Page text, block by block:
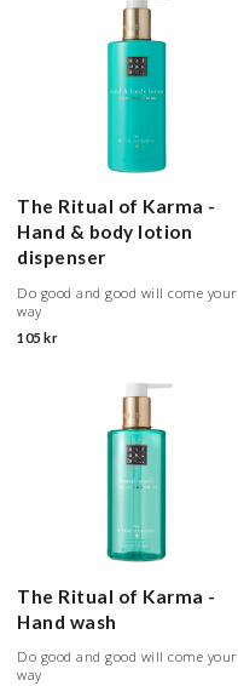
The Ritual of Karma -
Hand & body lotion
dispenser
Do good and good will come your
way
105 kr
The Ritual of Karma -
Hand wash
Do good and good will come your
way